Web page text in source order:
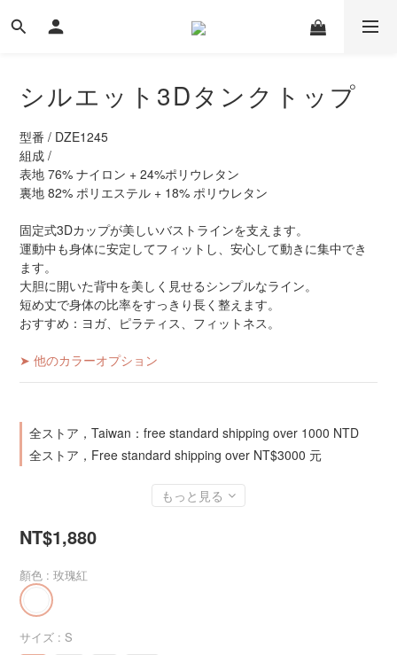
シルエット3Dタンクトップ
型番 / DZE1245
組成 /
表地 76% ナイロン + 24%ポリウレタン
裏地 82% ポリエステル + 18% ポリウレタン
固定式3Dカップが美しいバストラインを支えます。
運動中も身体に安定してフィットし、安心して動きに集中でき
ます。
大胆に開いた背中を美しく見せるシンプルなライン。
短め丈で身体の比率をすっきり長く整えます。
おすすめ：ヨガ、ピラティス、フィットネス。
➤ 他のカラーオプション
全ストア，Taiwan：free standard shipping over 1000 NTD
全ストア，Free standard shipping over NT$3000 元
もっと見る
NT$1,880
顏色 : 玫瑰紅
サイズ : S